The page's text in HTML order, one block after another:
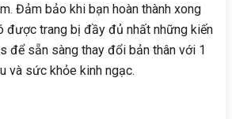
Đảm bảo khi bạn hoàn thành xong
được trang bị đầy đủ nhất những kiến
để sẵn sàng thay đổi bản thân với 1
và sức khỏe kinh ngạc.